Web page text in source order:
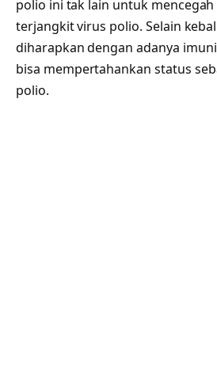
polio ini tak lain untuk
terjangkit virus polio. Selain
diharapkan dengan adanya
bisa mempertahankan status
polio.